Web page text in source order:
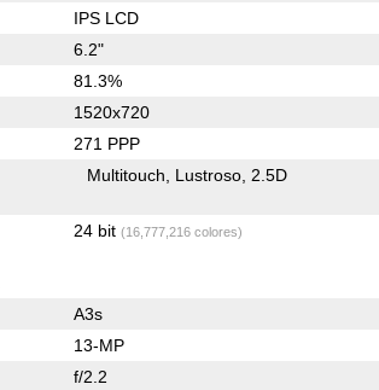
IPS LCD
6.2"
81.3%
1520x720
271 PPP
Multitouch Lustroso 2.5D
24 bit (16,777,216 colores)
A3s
13-MP
f/2.2